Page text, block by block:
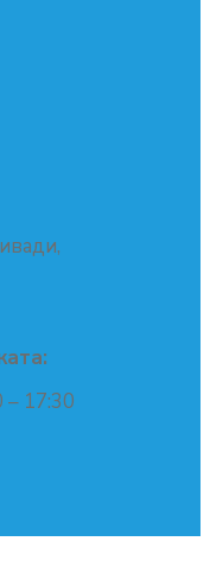
– 17:30